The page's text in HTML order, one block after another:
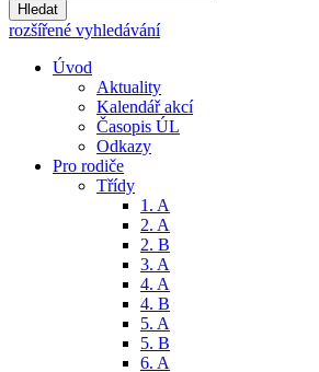
Hledat
rozšířené vyhledávání
Úvod
Aktuality
Kalendář akcí
Časopis ÚL
Odkazy
Pro rodiče
Třídy
1. A
2. A
2. B
3. A
4. A
4. B
5. A
5. B
6. A